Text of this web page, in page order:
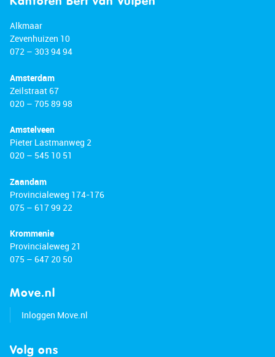
Alkmaar
Zevenhuizen 10
072 – 303 94 94
Amsterdam
Zeilstraat 67
020 – 705 89 98
Amstelveen
Pieter Lastmanweg 2
020 – 545 10 51
Zaandam
Provincialeweg 174-176
075 – 617 99 22
Krommenie
Provincialeweg 21
075 – 647 20 50
Move.nl
Inloggen Move.nl
Volg ons